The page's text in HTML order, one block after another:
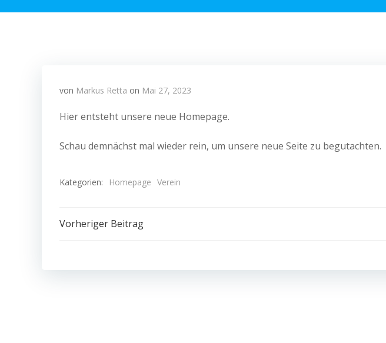
von Markus Retta on Mai 27, 2023
Hier entsteht unsere neue Homepage.
Schau demnächst mal wieder rein, um unsere neue Seite zu begutachten.
Kategorien: Homepage Verein
Beitragsnavigation
Vorheriger Beitrag